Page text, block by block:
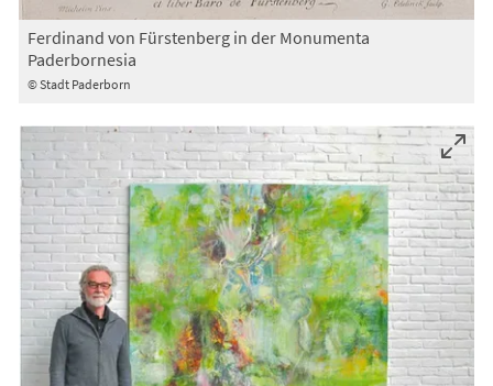
© Stadt Paderborn
Ferdinand von Fürstenberg in der Monumenta
Paderbornesia